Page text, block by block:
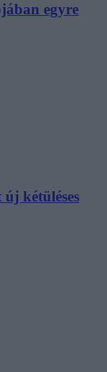
egyre
kétüléses